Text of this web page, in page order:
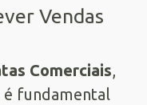
Vendas
Comerciais,
é fundamental